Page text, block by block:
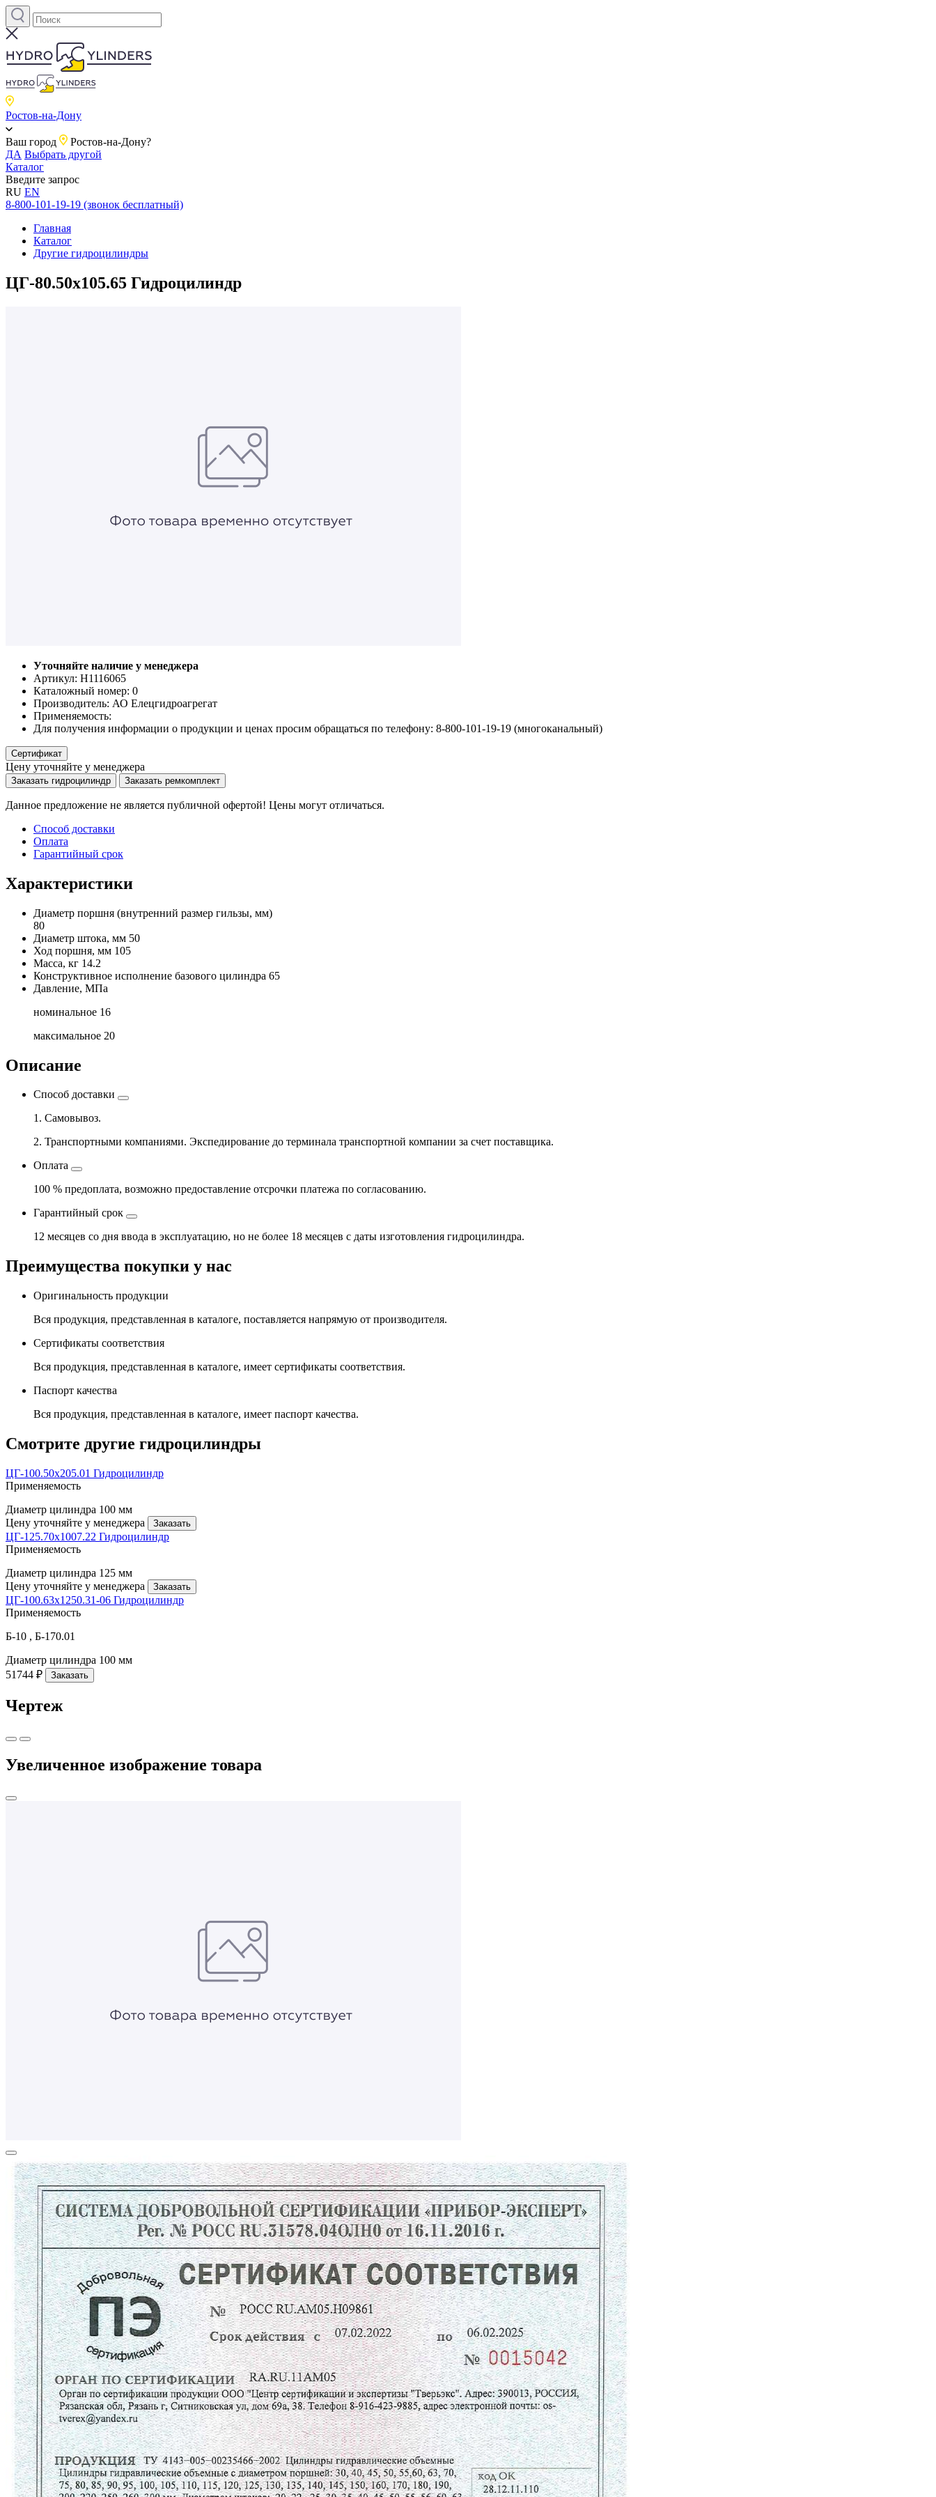
Ростов-на-Дону
Ваш город
Ростов-на-Дону?
ДА Выбрать другой
Каталог
Введите запрос
RU EN
8-800-101-19-19 (звонок бесплатный)
Главная
Каталог
Другие гидроцилиндры
ЦГ-80.50х105.65 Гидроцилиндр
Уточняйте наличие у менеджера
Артикул: Н1116065
Каталожный номер: 0
Производитель: АО Елецгидроагрегат
Применяемость:
Для получения информации о продукции и ценах просим обращаться по телефону: 8-800-101-19-19 (многоканальный)
Сертификат
Цену уточняйте у менеджера
Заказать гидроцилиндр Заказать ремкомплект
Данное предложение не является публичной офертой! Цены могут отличаться.
Способ доставки
Оплата
Гарантийный срок
Характеристики
Диаметр поршня (внутренний размер гильзы, мм)
80
Диаметр штока, мм 50
Ход поршня, мм 105
Масса, кг 14.2
Конструктивное исполнение базового цилиндра 65
Давление, МПа
номинальное 16
максимальное 20
Описание
Способ доставки
1. Самовывоз.
2. Транспортными компаниями. Экспедирование до терминала транспортной компании за счет поставщика.
Оплата
100 % предоплата, возможно предоставление отсрочки платежа по согласованию.
Гарантийный срок
12 месяцев со дня ввода в эксплуатацию, но не более 18 месяцев с даты изготовления гидроцилиндра.
Преимущества покупки у нас
Оригинальность продукции
Вся продукция, представленная в каталоге, поставляется напрямую от производителя.
Сертификаты соответствия
Вся продукция, представленная в каталоге, имеет сертификаты соответствия.
Паспорт качества
Вся продукция, представленная в каталоге, имеет паспорт качества.
Смотрите другие гидроцилиндры
ЦГ-100.50х205.01 Гидроцилиндр
Применяемость
Диаметр цилиндра 100 мм
Цену уточняйте у менеджера
Заказать
ЦГ-125.70х1007.22 Гидроцилиндр
Применяемость
Диаметр цилиндра 125 мм
Цену уточняйте у менеджера
Заказать
ЦГ-100.63х1250.31-06 Гидроцилиндр
Применяемость
Б-10 , Б-170.01
Диаметр цилиндра 100 мм
51744 ₽
Заказать
Чертеж
Увеличенное изображение товара